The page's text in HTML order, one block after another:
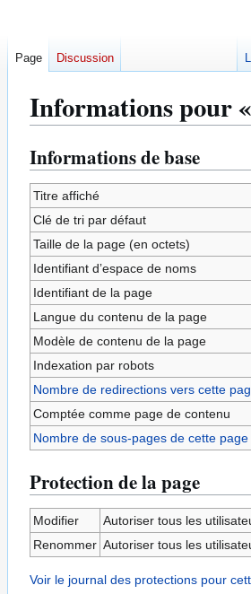
Informations pour
Aller
à
la
navigation
Aller
à
la
recherche
Informations de base
Titre affiché
Clé de tri par défaut
Taille de la page (en octets)
Identifiant dʼespace de noms
Identifiant de la page
Langue du contenu de la page
Modèle de contenu de la page
Indexation par robots
Nombre de redirections vers cette
Comptée comme page de contenu
Nombre de sous-pages de cette page
Protection de la page
Modifier
Autoriser tous les
Renommer Autoriser tous les
Voir le journal des protections pour
Page Discussion